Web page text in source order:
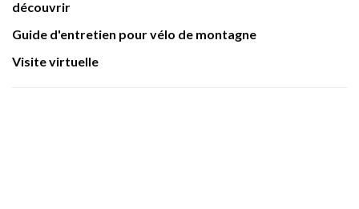
découvrir
Guide d'entretien pour vélo de montagne
Visite virtuelle